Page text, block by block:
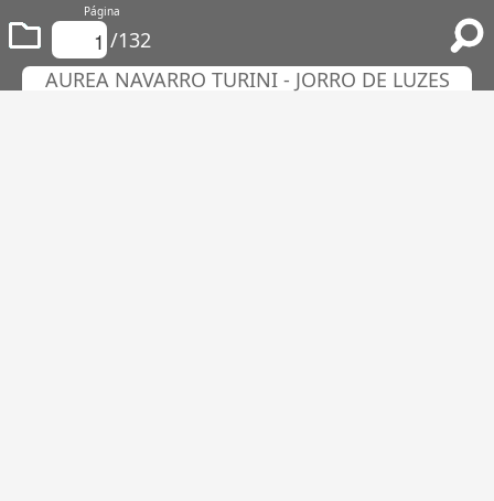
Página
/132
AUREA NAVARRO TURINI - JORRO DE LUZES